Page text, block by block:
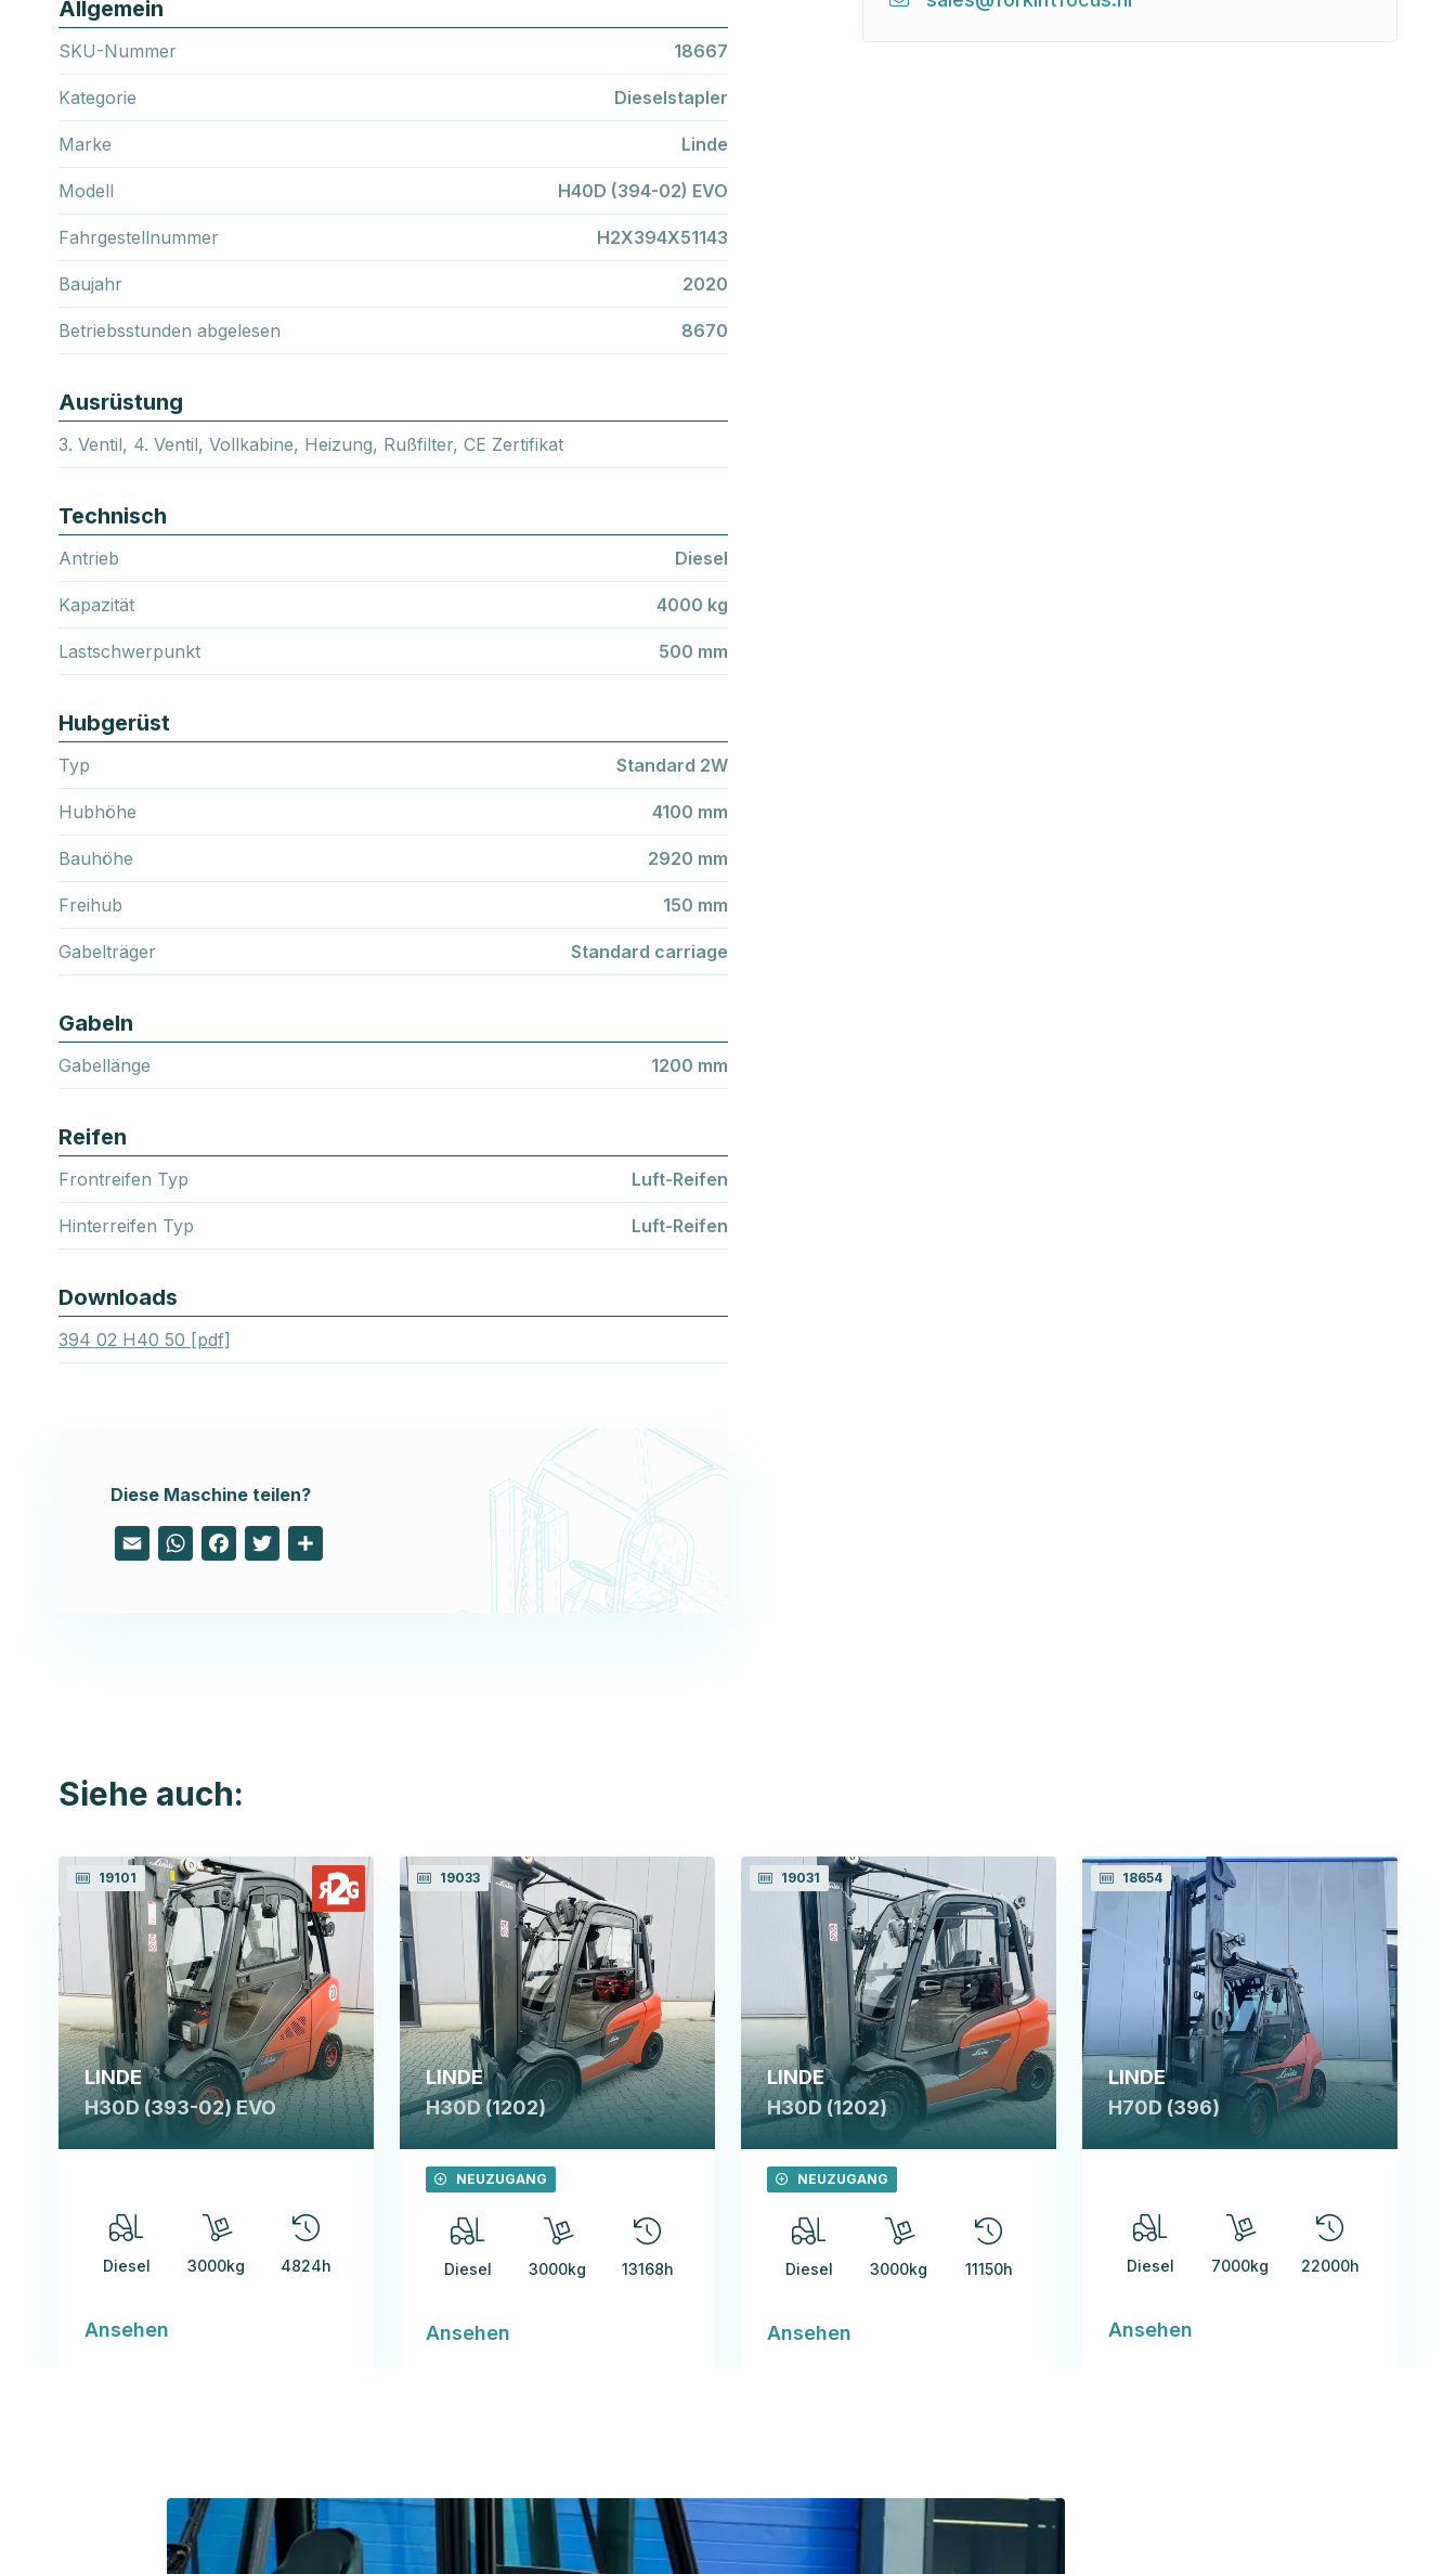
Allgemein
SKU-Nummer 18667
Kategorie Dieselstapler
Marke Linde
Modell H40D (394-02) EVO
Fahrgestellnummer H2X394X51143
Baujahr 2020
Betriebsstunden abgelesen 8670
Ausrüstung
3. Ventil, 4. Ventil, Vollkabine, Heizung, Rußfilter, CE Zertifikat
Technisch
Antrieb Diesel
Kapazität 4000 kg
Lastschwerpunkt 500 mm
Hubgerüst
Typ Standard 2W
Hubhöhe 4100 mm
Bauhöhe 2920 mm
Freihub 150 mm
Gabelträger Standard carriage
Gabeln
Gabellänge 1200 mm
Reifen
Frontreifen Typ Luft-Reifen
Hinterreifen Typ Luft-Reifen
Downloads
394 02 H40 50 [pdf]
Diese Maschine teilen?
Email WhatsApp
FacebookTwitter
Siehe auch:
19101
LINDE
H30D (393-02) EVO
Diesel 3000kg 4824h
Ansehen
19033
LINDE
H30D (1202)
NEUZUGANG
Diesel 3000kg 13168h
Ansehen
19031
LINDE
H30D (1202)
NEUZUGANG
Diesel 3000kg 11150h
Ansehen
18654
LINDE
H70D (396)
Diesel 7000kg 22000h
Ansehen